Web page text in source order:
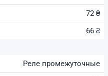
72 ₴
66 ₴
Реле промежуточные